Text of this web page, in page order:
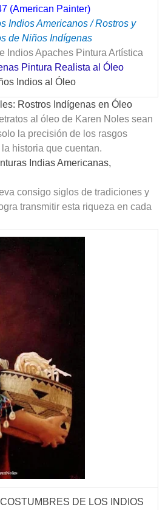
(American Painter)
Indios Americanos / Rostros y
de Niños Indígenas
Indios Apaches Pintura Artística
Pintura Realista al Óleo
Indios al Óleo
Rostros Indígenas en Óleo
al óleo de Karen Noles sean
la precisión de los rasgos
historia que cuentan.
Indias Americanas,
consigo siglos de tradiciones y
transmitir esta riqueza en cada
DE LOS INDIOS